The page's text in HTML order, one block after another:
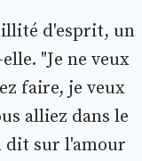
d'esprit, un
"Je ne veux
faire, je veux
alliez dans le
dit sur l'amour